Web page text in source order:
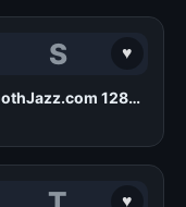
♥
S
SmoothJazz.com 128k mp3
♥